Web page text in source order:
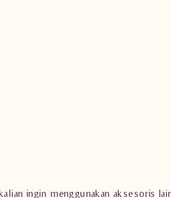
ingin menggunakan aksesoris